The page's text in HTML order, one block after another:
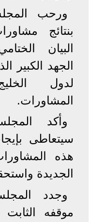
ورحب
بنتائج
البيان
الجهد الكبير
لدول
المشاورات.
وأكد
سيتعاطى
هذه
الجديدة
وجدد
موقفه